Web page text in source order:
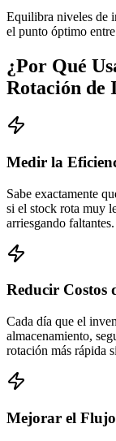
Equilibra niveles de
el punto óptimo
¿Por Qué
Rotación de
Medir la
Sabe exactamente
si el stock rota muy
arriesgando faltantes.
Reducir Costos
Cada día que el
almacenamiento,
rotación más rápida
Mejorar el